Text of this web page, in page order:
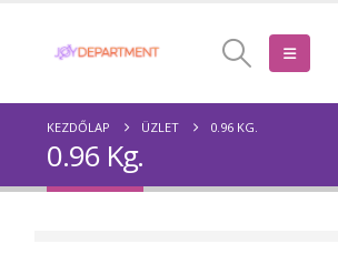
KEZDŐLAP ÜZLET 0.96 KG.
0.96 Kg.